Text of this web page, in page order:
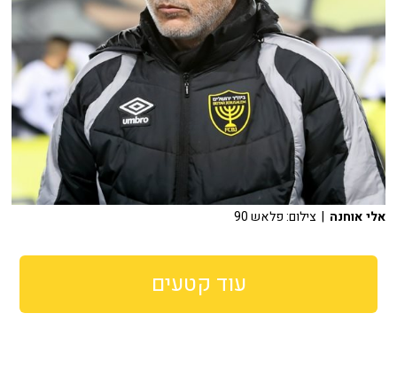
אלי אוחנה | צילום: פלאש 90
עוד קטעים